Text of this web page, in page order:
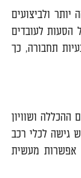
יותר ולביצועים
הסעות לעובדים
תחבורה, כך
ושוויון
גישה לכלי רכב
אפשרות מעשית